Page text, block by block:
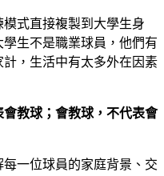
式直接複製到大學生身
學生不是職業球員，他們有
，生活中有太多外在因素
會教球；會教球，不代表會
一位球員的家庭背景、交